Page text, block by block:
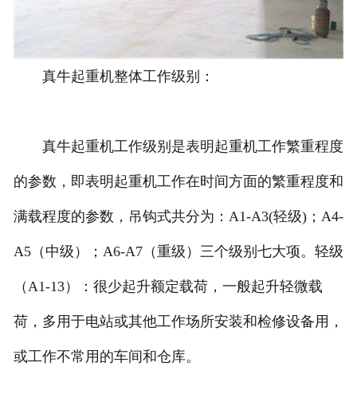
真牛起重机整体工作级别：
真牛起重机工作级别是表明起重机工作繁重程度
的参数，即表明起重机工作在时间方面的繁重程度和
满载程度的参数，吊钩式共分为：A1-A3(轻级)；A4-
A5（中级）；A6-A7（重级）三个级别七大项。轻级
（A1-13）：很少起升额定载荷，一般起升轻微载
荷，多用于电站或其他工作场所安装和检修设备用，
或工作不常用的车间和仓库。